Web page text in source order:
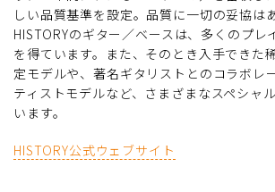
しい品質基準を設定。品質に一切の妥協は
HISTORYのギター／ベースは、多くのプレ
を得ています。また、そのとき入手できた
定モデルや、著名ギタリストとのコラボレ
ティストモデルなど、さまざまなスペシャ
います。
HISTORY公式ウェブサイト